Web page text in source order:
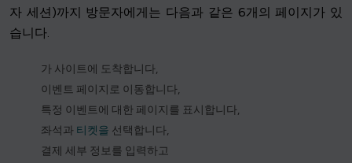
자 세션)까지 방문자에게는 다음과 같은 6개의 페이지가 있
습니다.
가 사이트에 도착합니다,
이벤트 페이지로 이동합니다,
특정 이벤트에 대한 페이지를 표시합니다,
좌석과 티켓을 선택합니다,
결제 세부 정보를 입력하고